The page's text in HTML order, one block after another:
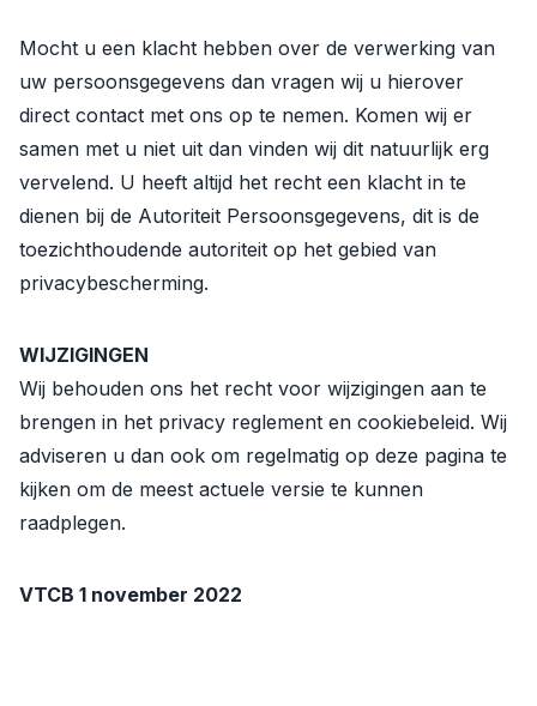
Mocht u een klacht hebben over de verwerking van
uw persoonsgegevens dan vragen wij u hierover
direct contact met ons op te nemen. Komen wij er
samen met u niet uit dan vinden wij dit natuurlijk erg
vervelend. U heeft altijd het recht een klacht in te
dienen bij de Autoriteit Persoonsgegevens, dit is de
toezichthoudende autoriteit op het gebied van
privacybescherming.
WIJZIGINGEN
Wij behouden ons het recht voor wijzigingen aan te
brengen in het privacy reglement en cookiebeleid. Wij
adviseren u dan ook om regelmatig op deze pagina te
kijken om de meest actuele versie te kunnen
raadplegen.
VTCB 1 november 2022